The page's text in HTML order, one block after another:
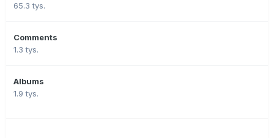
65.3 tys.
Comments
1.3 tys.
Albums
1.9 tys.